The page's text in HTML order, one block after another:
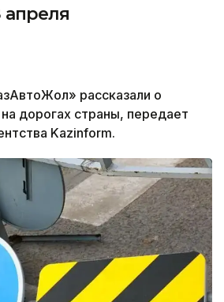
апреля
рассказали о
дорогах страны, передает
Kazinform.